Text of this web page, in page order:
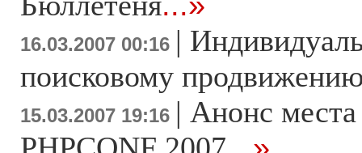
16.03.2007 00:16 |
поисковому
15.03.2007 19:16 | Анонс